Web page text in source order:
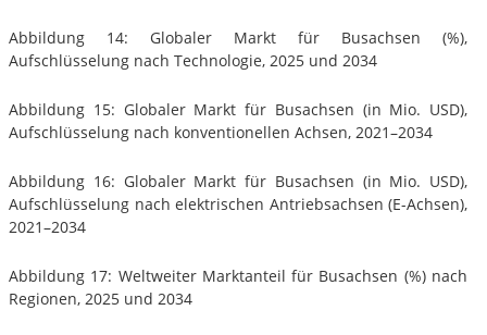
Abbildung 14: Globaler Markt für Busachsen (%),
Aufschlüsselung nach Technologie, 2025 und 2034
Abbildung 15: Globaler Markt für Busachsen (in Mio. USD),
Aufschlüsselung nach konventionellen Achsen, 2021–2034
Abbildung 16: Globaler Markt für Busachsen (in Mio. USD),
Aufschlüsselung nach elektrischen Antriebsachsen (E-Achsen),
2021–2034
Abbildung 17: Weltweiter Marktanteil für Busachsen (%) nach
Regionen, 2025 und 2034